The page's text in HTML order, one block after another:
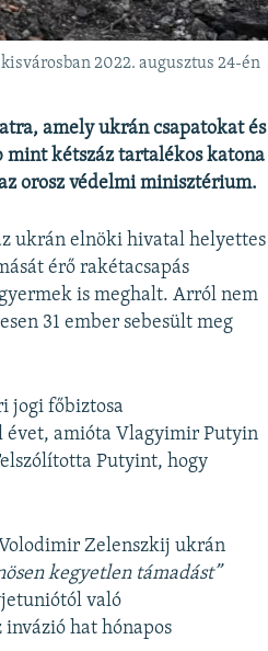
2022. augusztus 24-én
amely ukrán csapatokat és
kétszáz tartalékos katona
orosz védelmi minisztérium.
ukrán elnöki hivatal helyettes
érő rakétacsapás
is meghalt. Arról nem
31 ember sebesült meg
jogi főbiztosa
amióta Vlagyimir Putyin
Putyint, hogy
Zelenszkij ukrán
kegyetlen támadást”
való
hat hónapos